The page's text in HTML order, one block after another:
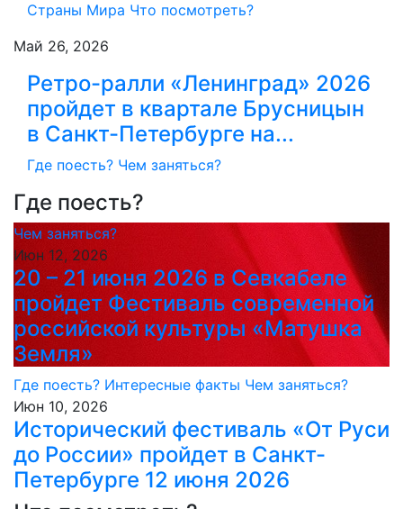
Страны Мира Что посмотреть?
Май 26, 2026
Ретро-ралли «Ленинград» 2026
пройдет в квартале Брусницын
в Санкт-Петербурге на...
Где поесть? Чем заняться?
Где поесть?
Чем заняться?
Июн 12, 2026
20 – 21 июня 2026 в Севкабеле
пройдет Фестиваль современной
российской культуры «Матушка
Земля»
Где поесть? Интересные факты Чем заняться?
Июн 10, 2026
Исторический фестиваль «От Руси
до России» пройдет в Санкт-
Петербурге 12 июня 2026